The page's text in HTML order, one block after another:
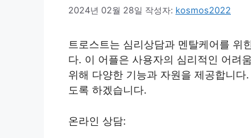
2024년 02월 28일 작성자: kosmos2022
트로스트는 심리상담과 멘탈케어를 위
다. 이 어플은 사용자의 심리적인 어려
위해 다양한 기능과 자원을 제공합니
도록 하겠습니다.
온라인 상담: